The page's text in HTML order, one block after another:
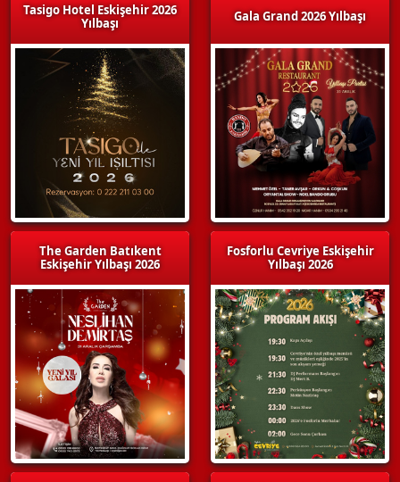
Tasigo Hotel Eskişehir 2026
Yılbaşı
The Garden Batıkent
Eskişehir Yılbaşı 2026
Gala Grand 2026 Yılbaşı
Fosforlu Cevriye Eskişehir
Yılbaşı 2026